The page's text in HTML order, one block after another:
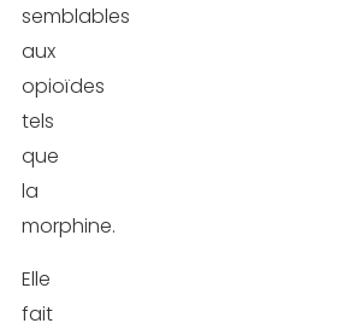
semblables
aux
opioïdes
tels
que
la
morphine.
Elle
fait